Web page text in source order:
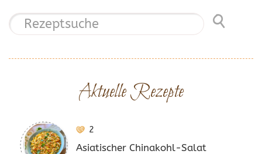
Aktuelle Rezepte
2
Asiatischer Chinakohl-Salat